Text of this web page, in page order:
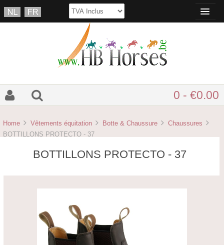
0 - €0.00
Home Vêtements équitation Botte & Chaussure
Chaussures
BOTTILLONS PROTECTO - 37
BOTTILLONS PROTECTO - 37